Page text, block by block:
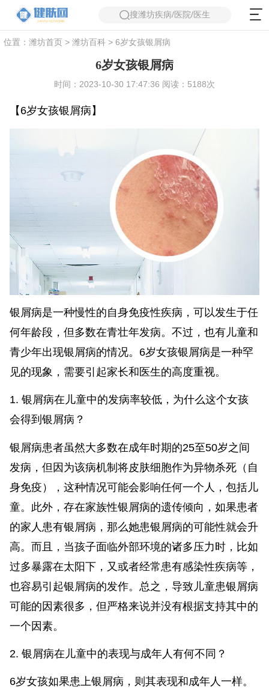
搜潍坊疾病/医院/医生
位置： 潍坊首页> 潍坊百科> 6岁女孩银屑病
6岁女孩银屑病
时间：2023-10-30 17:47:36 阅读：5188次
【6岁女孩银屑病】
银屑病是一种慢性的自身免疫性疾病，可以发生于任
何年龄段，但多数在青壮年发病。不过，也有儿童和
青少年出现银屑病的情况。6岁女孩银屑病是一种罕
见的现象，需要引起家长和医生的高度重视。
1. 银屑病在儿童中的发病率较低，为什么这个女孩
会得到银屑病？
银屑病患者虽然大多数在成年时期的25至50岁之间
发病，但因为该病机制将皮肤细胞作为异物杀死（自
身免疫），这种情况可能会影响任何一个人，包括儿
童。此外，存在家族性银屑病的遗传倾向，如果患者
的家人患有银屑病，那么她患银屑病的可能性就会升
高。而且，当孩子面临外部环境的诸多压力时，比如
过多暴露在太阳下，又或者经常患有感染性疾病等，
也容易引起银屑病的发作。总之，导致儿童患银屑病
可能的因素很多，但严格来说并没有根据支持其中的
一个因素。
2. 银屑病在儿童中的表现与成年人有何不同？
6岁女孩如果患上银屑病，则其表现和成年人一样。